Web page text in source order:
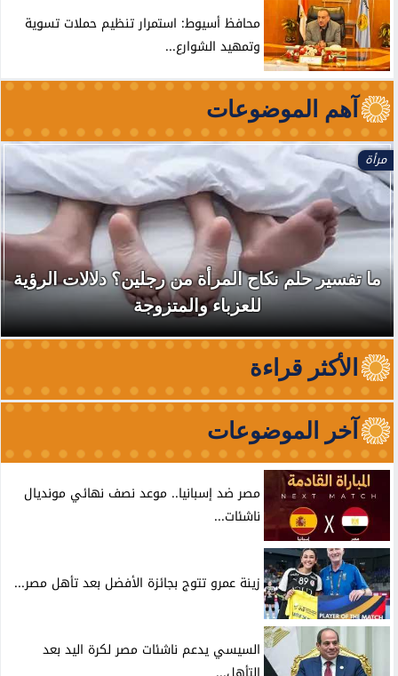
محافظ أسيوط: استمرار تنظيم حملات تسوية
وتمهيد الشوارع...
آهم الموضوعات
مرأة
ما تفسير حلم نكاح المرأة من رجلين؟ دلالات الرؤية
للعزباء والمتزوجة
الأكثر قراءة
آخر الموضوعات
مصر ضد إسبانيا.. موعد نصف نهائي مونديال
ناشئات...
زينة عمرو تتوج بجائزة الأفضل بعد تأهل مصر...
السيسي يدعم ناشئات مصر لكرة اليد بعد